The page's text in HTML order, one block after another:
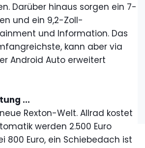
Darüber hinaus sorgen ein 7-
und ein 9,2-Zoll-
und Information. Das
kann aber via
Android Auto erweitert
...
Rexton-Welt. Allrad kostet
werden 2.500 Euro
800 Euro, ein Schiebedach ist